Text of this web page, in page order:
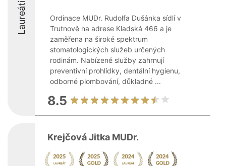
Laureáti
Ordinace MUDr. Rudolfa Dušánka sídlí v
Trutnově na adrese Kladská 466 a je
zaměřena na široké spektrum
stomatologických služeb určených
rodinám. Nabízené služby zahrnují
preventivní prohlídky, dentální hygienu,
odborné plombování, důkladné ...
8.5
Krejčová Jitka MUDr.